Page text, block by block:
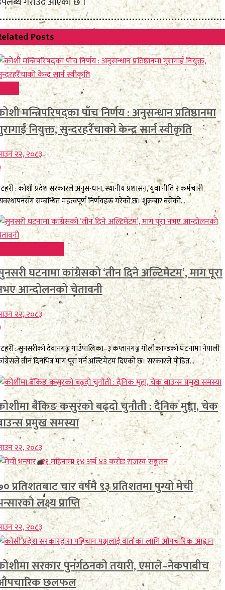
Posts
मन्त्रिपरिषद्का पाँच निर्णय : अनुसन्धान प्रतिष्ठानमा
नियुक्त, सुन्दरहरैँचाको केन्द्र सार्न स्वीकृति
२२, २०८३
: कोशी प्रदेश सरकारले अनुसन्धान, स्थानीय प्रशासन, युवा नीति र कर्मचारी
सम्बन्धित महत्वपूर्ण निर्णयहरू गरेको छ। शुक्रबार बसेको...
घटनामा कांग्रेसको ‘तीन दिने अल्टिमेटम’, माग पूरा
आन्दोलनको चेतावनी
२२, २०८३
: सुनसरीको देवानगञ्ज गाउँपालिका–३ कप्तानगञ्ज गोलीकाण्डको घटनामा नेपाली
तीन दिनभित्र माग पूरा गर्न अल्टिमेटम दिएको छ। सरकारले पीडित...
बैंकिङ कसुरको बढ्दो चुनौती : दैनिक मुद्दा, चेक
प्रमुख समस्या
२२, २०८३
प्रतिशतबाट चार वर्षमै ९३ प्रतिशतमा पुग्यो मेची
लक्ष्य प्राप्ति
२२, २०८३
सरकार पुनर्गठनको तयारी, एमाले–नेकपाबीच
छलफल